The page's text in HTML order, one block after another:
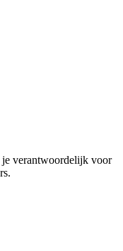
je verantwoordelijk voor